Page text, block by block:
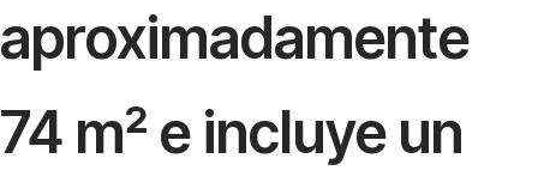
aproximadamente
74 m² e incluye un